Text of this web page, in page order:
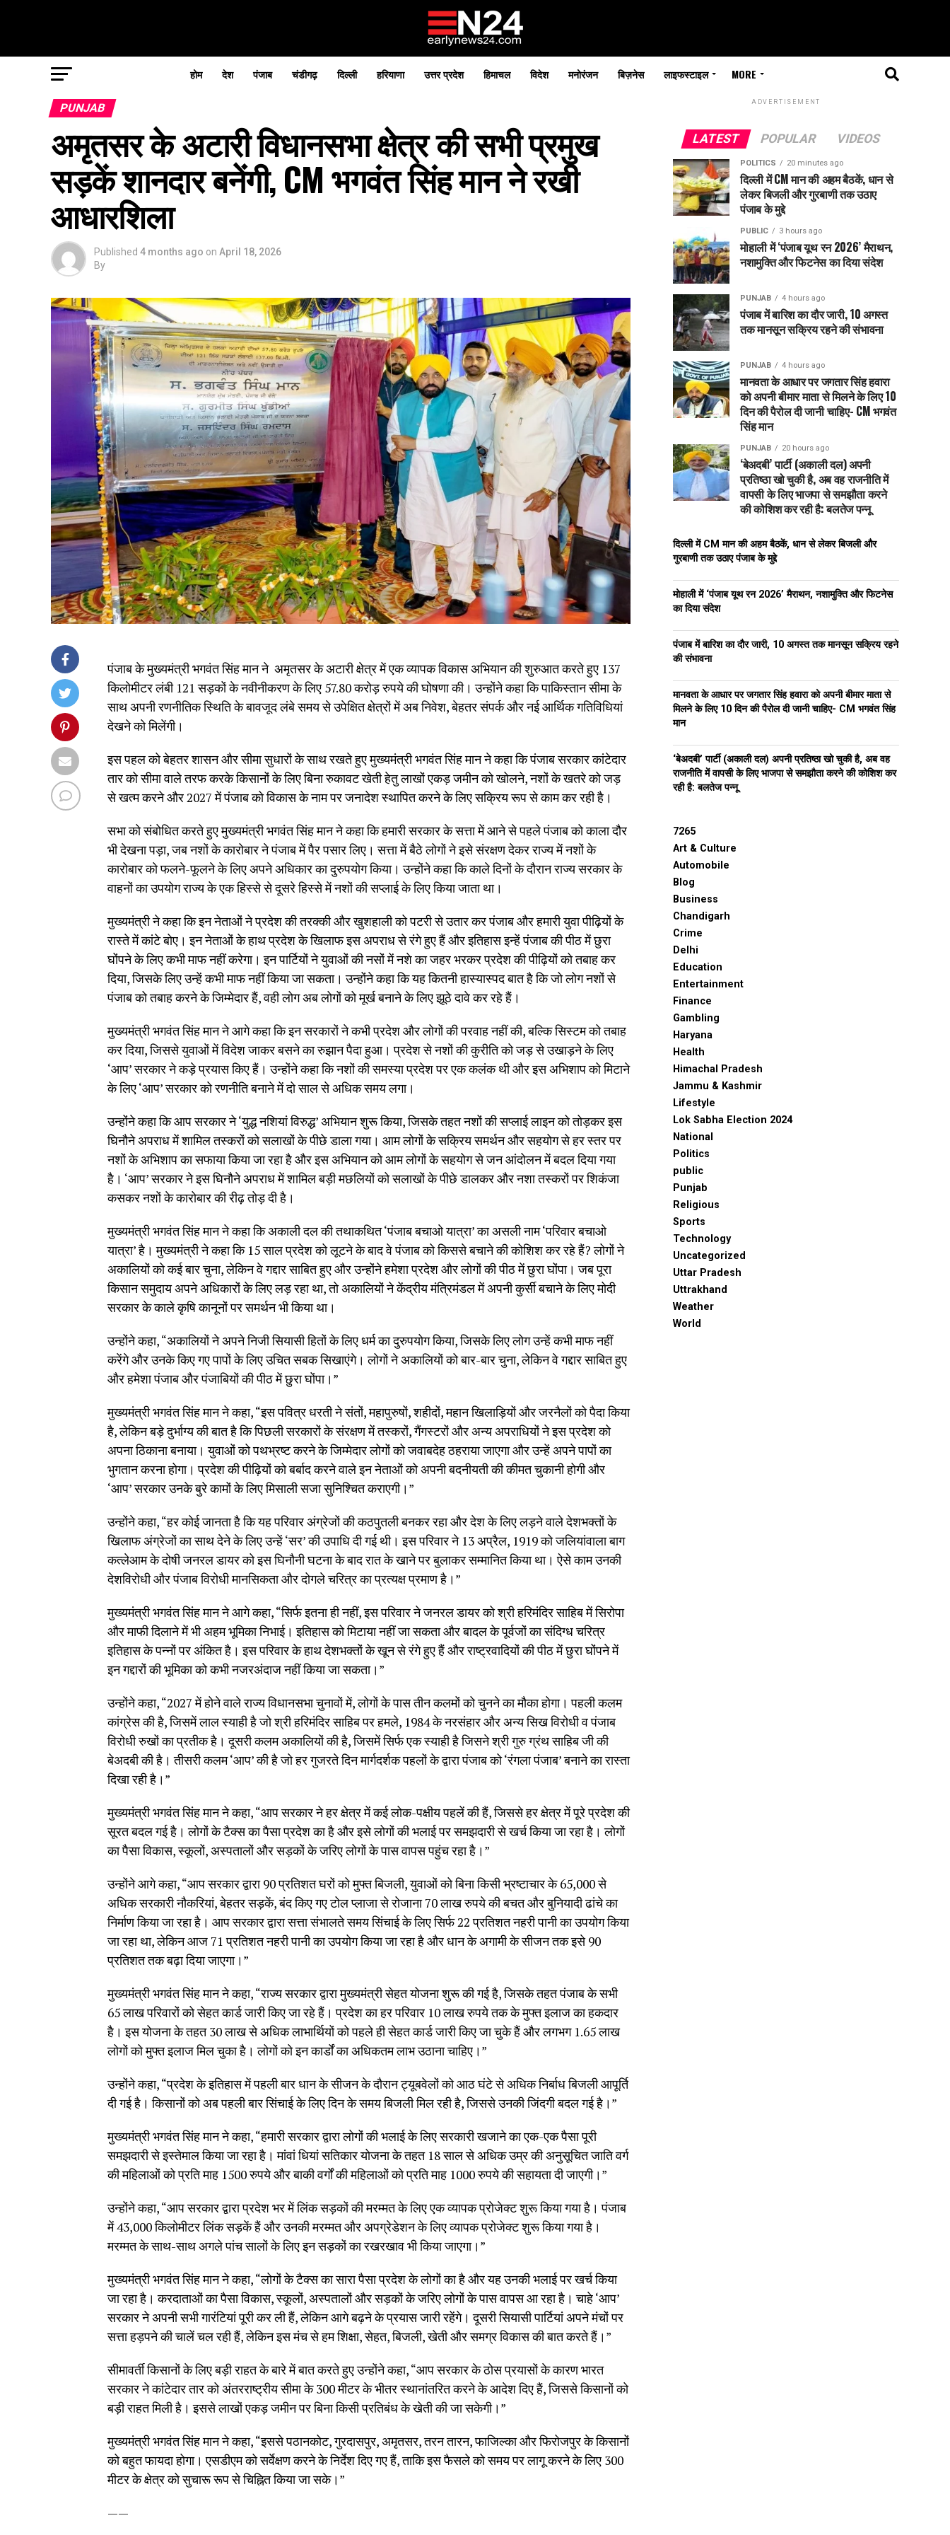
होम देश पंजाब चंडीगढ़ दिल्ली हरियाणा उत्तर प्रदेश हिमाचल विदेश मनोरंजन बिज़नेस लाइफस्टाइल MORE
PUNJAB
अमृतसर के अटारी विधानसभा क्षेत्र की सभी प्रमुख
सड़कें शानदार बनेंगी, CM भगवंत सिंह मान ने रखी
आधारशिला
Published 4 months ago on April 18, 2026
By
पंजाब के मुख्यमंत्री भगवंत सिंह मान ने अमृतसर के अटारी क्षेत्र में एक व्यापक विकास अभियान की शुरुआत करते हुए 137
किलोमीटर लंबी 121 सड़कों के नवीनीकरण के लिए 57.80 करोड़ रुपये की घोषणा की। उन्होंने कहा कि पाकिस्तान सीमा के
साथ अपनी रणनीतिक स्थिति के बावजूद लंबे समय से उपेक्षित क्षेत्रों में अब निवेश, बेहतर संपर्क और नई आर्थिक गतिविधियां
देखने को मिलेंगी।
इस पहल को बेहतर शासन और सीमा सुधारों के साथ रखते हुए मुख्यमंत्री भगवंत सिंह मान ने कहा कि पंजाब सरकार कांटेदार
तार को सीमा वाले तरफ करके किसानों के लिए बिना रुकावट खेती हेतु लाखों एकड़ जमीन को खोलने, नशों के खतरे को जड़
से खत्म करने और 2027 में पंजाब को विकास के नाम पर जनादेश स्थापित करने के लिए सक्रिय रूप से काम कर रही है।
सभा को संबोधित करते हुए मुख्यमंत्री भगवंत सिंह मान ने कहा कि हमारी सरकार के सत्ता में आने से पहले पंजाब को काला दौर
भी देखना पड़ा, जब नशों के कारोबार ने पंजाब में पैर पसार लिए। सत्ता में बैठे लोगों ने इसे संरक्षण देकर राज्य में नशों के
कारोबार को फलने-फूलने के लिए अपने अधिकार का दुरुपयोग किया। उन्होंने कहा कि काले दिनों के दौरान राज्य सरकार के
वाहनों का उपयोग राज्य के एक हिस्से से दूसरे हिस्से में नशों की सप्लाई के लिए किया जाता था।
मुख्यमंत्री ने कहा कि इन नेताओं ने प्रदेश की तरक्की और खुशहाली को पटरी से उतार कर पंजाब और हमारी युवा पीढ़ियों के
रास्ते में कांटे बोए। इन नेताओं के हाथ प्रदेश के खिलाफ इस अपराध से रंगे हुए हैं और इतिहास इन्हें पंजाब की पीठ में छुरा
घोंपने के लिए कभी माफ नहीं करेगा। इन पार्टियों ने युवाओं की नसों में नशे का जहर भरकर प्रदेश की पीढ़ियों को तबाह कर
दिया, जिसके लिए उन्हें कभी माफ नहीं किया जा सकता। उन्होंने कहा कि यह कितनी हास्यास्पद बात है कि जो लोग नशों से
पंजाब को तबाह करने के जिम्मेदार हैं, वही लोग अब लोगों को मूर्ख बनाने के लिए झूठे दावे कर रहे हैं।
मुख्यमंत्री भगवंत सिंह मान ने आगे कहा कि इन सरकारों ने कभी प्रदेश और लोगों की परवाह नहीं की, बल्कि सिस्टम को तबाह
कर दिया, जिससे युवाओं में विदेश जाकर बसने का रुझान पैदा हुआ। प्रदेश से नशों की कुरीति को जड़ से उखाड़ने के लिए
‘आप’ सरकार ने कड़े प्रयास किए हैं। उन्होंने कहा कि नशों की समस्या प्रदेश पर एक कलंक थी और इस अभिशाप को मिटाने
के लिए ‘आप’ सरकार को रणनीति बनाने में दो साल से अधिक समय लगा।
उन्होंने कहा कि आप सरकार ने ‘युद्ध नशियां विरुद्ध’ अभियान शुरू किया, जिसके तहत नशों की सप्लाई लाइन को तोड़कर इस
घिनौने अपराध में शामिल तस्करों को सलाखों के पीछे डाला गया। आम लोगों के सक्रिय समर्थन और सहयोग से हर स्तर पर
नशों के अभिशाप का सफाया किया जा रहा है और इस अभियान को आम लोगों के सहयोग से जन आंदोलन में बदल दिया गया
है। ‘आप’ सरकार ने इस घिनौने अपराध में शामिल बड़ी मछलियों को सलाखों के पीछे डालकर और नशा तस्करों पर शिकंजा
कसकर नशों के कारोबार की रीढ़ तोड़ दी है।
मुख्यमंत्री भगवंत सिंह मान ने कहा कि अकाली दल की तथाकथित ‘पंजाब बचाओ यात्रा’ का असली नाम ‘परिवार बचाओ
यात्रा’ है। मुख्यमंत्री ने कहा कि 15 साल प्रदेश को लूटने के बाद वे पंजाब को किससे बचाने की कोशिश कर रहे हैं? लोगों ने
अकालियों को कई बार चुना, लेकिन वे गद्दार साबित हुए और उन्होंने हमेशा प्रदेश और लोगों की पीठ में छुरा घोंपा। जब पूरा
किसान समुदाय अपने अधिकारों के लिए लड़ रहा था, तो अकालियों ने केंद्रीय मंत्रिमंडल में अपनी कुर्सी बचाने के लिए मोदी
सरकार के काले कृषि कानूनों पर समर्थन भी किया था।
उन्होंने कहा, “अकालियों ने अपने निजी सियासी हितों के लिए धर्म का दुरुपयोग किया, जिसके लिए लोग उन्हें कभी माफ नहीं
करेंगे और उनके किए गए पापों के लिए उचित सबक सिखाएंगे। लोगों ने अकालियों को बार-बार चुना, लेकिन वे गद्दार साबित हुए
और हमेशा पंजाब और पंजाबियों की पीठ में छुरा घोंपा।”
मुख्यमंत्री भगवंत सिंह मान ने कहा, “इस पवित्र धरती ने संतों, महापुरुषों, शहीदों, महान खिलाड़ियों और जरनैलों को पैदा किया
है, लेकिन बड़े दुर्भाग्य की बात है कि पिछली सरकारों के संरक्षण में तस्करों, गैंगस्टरों और अन्य अपराधियों ने इस प्रदेश को
अपना ठिकाना बनाया। युवाओं को पथभ्रष्ट करने के जिम्मेदार लोगों को जवाबदेह ठहराया जाएगा और उन्हें अपने पापों का
भुगतान करना होगा। प्रदेश की पीढ़ियों को बर्बाद करने वाले इन नेताओं को अपनी बदनीयती की कीमत चुकानी होगी और
‘आप’ सरकार उनके बुरे कामों के लिए मिसाली सजा सुनिश्चित कराएगी।”
उन्होंने कहा, “हर कोई जानता है कि यह परिवार अंग्रेजों की कठपुतली बनकर रहा और देश के लिए लड़ने वाले देशभक्तों के
खिलाफ अंग्रेजों का साथ देने के लिए उन्हें ‘सर’ की उपाधि दी गई थी। इस परिवार ने 13 अप्रैल, 1919 को जलियांवाला बाग
कत्लेआम के दोषी जनरल डायर को इस घिनौनी घटना के बाद रात के खाने पर बुलाकर सम्मानित किया था। ऐसे काम उनकी
देशविरोधी और पंजाब विरोधी मानसिकता और दोगले चरित्र का प्रत्यक्ष प्रमाण है।”
मुख्यमंत्री भगवंत सिंह मान ने आगे कहा, “सिर्फ इतना ही नहीं, इस परिवार ने जनरल डायर को श्री हरिमंदिर साहिब में सिरोपा
और माफी दिलाने में भी अहम भूमिका निभाई। इतिहास को मिटाया नहीं जा सकता और बादल के पूर्वजों का संदिग्ध चरित्र
इतिहास के पन्नों पर अंकित है। इस परिवार के हाथ देशभक्तों के खून से रंगे हुए हैं और राष्ट्रवादियों की पीठ में छुरा घोंपने में
इन गद्दारों की भूमिका को कभी नजरअंदाज नहीं किया जा सकता।”
उन्होंने कहा, “2027 में होने वाले राज्य विधानसभा चुनावों में, लोगों के पास तीन कलमों को चुनने का मौका होगा। पहली कलम
कांग्रेस की है, जिसमें लाल स्याही है जो श्री हरिमंदिर साहिब पर हमले, 1984 के नरसंहार और अन्य सिख विरोधी व पंजाब
विरोधी रुखों का प्रतीक है। दूसरी कलम अकालियों की है, जिसमें सिर्फ एक स्याही है जिसने श्री गुरु ग्रंथ साहिब जी की
बेअदबी की है। तीसरी कलम ‘आप’ की है जो हर गुजरते दिन मार्गदर्शक पहलों के द्वारा पंजाब को ‘रंगला पंजाब’ बनाने का रास्ता
दिखा रही है।”
मुख्यमंत्री भगवंत सिंह मान ने कहा, “आप सरकार ने हर क्षेत्र में कई लोक-पक्षीय पहलें की हैं, जिससे हर क्षेत्र में पूरे प्रदेश की
सूरत बदल गई है। लोगों के टैक्स का पैसा प्रदेश का है और इसे लोगों की भलाई पर समझदारी से खर्च किया जा रहा है। लोगों
का पैसा विकास, स्कूलों, अस्पतालों और सड़कों के जरिए लोगों के पास वापस पहुंच रहा है।”
उन्होंने आगे कहा, “आप सरकार द्वारा 90 प्रतिशत घरों को मुफ्त बिजली, युवाओं को बिना किसी भ्रष्टाचार के 65,000 से
अधिक सरकारी नौकरियां, बेहतर सड़कें, बंद किए गए टोल प्लाजा से रोजाना 70 लाख रुपये की बचत और बुनियादी ढांचे का
निर्माण किया जा रहा है। आप सरकार द्वारा सत्ता संभालते समय सिंचाई के लिए सिर्फ 22 प्रतिशत नहरी पानी का उपयोग किया
जा रहा था, लेकिन आज 71 प्रतिशत नहरी पानी का उपयोग किया जा रहा है और धान के अगामी के सीजन तक इसे 90
प्रतिशत तक बढ़ा दिया जाएगा।”
मुख्यमंत्री भगवंत सिंह मान ने कहा, “राज्य सरकार द्वारा मुख्यमंत्री सेहत योजना शुरू की गई है, जिसके तहत पंजाब के सभी
65 लाख परिवारों को सेहत कार्ड जारी किए जा रहे हैं। प्रदेश का हर परिवार 10 लाख रुपये तक के मुफ्त इलाज का हकदार
है। इस योजना के तहत 30 लाख से अधिक लाभार्थियों को पहले ही सेहत कार्ड जारी किए जा चुके हैं और लगभग 1.65 लाख
लोगों को मुफ्त इलाज मिल चुका है। लोगों को इन कार्डों का अधिकतम लाभ उठाना चाहिए।”
उन्होंने कहा, “प्रदेश के इतिहास में पहली बार धान के सीजन के दौरान ट्यूबवेलों को आठ घंटे से अधिक निर्बाध बिजली आपूर्ति
दी गई है। किसानों को अब पहली बार सिंचाई के लिए दिन के समय बिजली मिल रही है, जिससे उनकी जिंदगी बदल गई है।”
मुख्यमंत्री भगवंत सिंह मान ने कहा, “हमारी सरकार द्वारा लोगों की भलाई के लिए सरकारी खजाने का एक-एक पैसा पूरी
समझदारी से इस्तेमाल किया जा रहा है। मांवां धियां सतिकार योजना के तहत 18 साल से अधिक उम्र की अनुसूचित जाति वर्ग
की महिलाओं को प्रति माह 1500 रुपये और बाकी वर्गों की महिलाओं को प्रति माह 1000 रुपये की सहायता दी जाएगी।”
उन्होंने कहा, “आप सरकार द्वारा प्रदेश भर में लिंक सड़कों की मरम्मत के लिए एक व्यापक प्रोजेक्ट शुरू किया गया है। पंजाब
में 43,000 किलोमीटर लिंक सड़कें हैं और उनकी मरम्मत और अपग्रेडेशन के लिए व्यापक प्रोजेक्ट शुरू किया गया है।
मरम्मत के साथ-साथ अगले पांच सालों के लिए इन सड़कों का रखरखाव भी किया जाएगा।”
मुख्यमंत्री भगवंत सिंह मान ने कहा, “लोगों के टैक्स का सारा पैसा प्रदेश के लोगों का है और यह उनकी भलाई पर खर्च किया
जा रहा है। करदाताओं का पैसा विकास, स्कूलों, अस्पतालों और सड़कों के जरिए लोगों के पास वापस आ रहा है। चाहे ‘आप’
सरकार ने अपनी सभी गारंटियां पूरी कर ली हैं, लेकिन आगे बढ़ने के प्रयास जारी रहेंगे। दूसरी सियासी पार्टियां अपने मंचों पर
सत्ता हड़पने की चालें चल रही हैं, लेकिन इस मंच से हम शिक्षा, सेहत, बिजली, खेती और समग्र विकास की बात करते हैं।”
सीमावर्ती किसानों के लिए बड़ी राहत के बारे में बात करते हुए उन्होंने कहा, “आप सरकार के ठोस प्रयासों के कारण भारत
सरकार ने कांटेदार तार को अंतरराष्ट्रीय सीमा के 300 मीटर के भीतर स्थानांतरित करने के आदेश दिए हैं, जिससे किसानों को
बड़ी राहत मिली है। इससे लाखों एकड़ जमीन पर बिना किसी प्रतिबंध के खेती की जा सकेगी।”
मुख्यमंत्री भगवंत सिंह मान ने कहा, “इससे पठानकोट, गुरदासपुर, अमृतसर, तरन तारन, फाजिल्का और फिरोजपुर के किसानों
को बहुत फायदा होगा। एसडीएम को सर्वेक्षण करने के निर्देश दिए गए हैं, ताकि इस फैसले को समय पर लागू करने के लिए 300
मीटर के क्षेत्र को सुचारू रूप से चिह्नित किया जा सके।”
——
ADVERTISEMENT
LATEST POPULAR VIDEOS
POLITICS 20 minutes ago
दिल्ली में CM मान की अहम बैठकें, धान से
लेकर बिजली और गुरबाणी तक उठाए
पंजाब के मुद्दे
PUBLIC 3 hours ago
मोहाली में ‘पंजाब यूथ रन 2026’ मैराथन,
नशामुक्ति और फिटनेस का दिया संदेश
PUNJAB 4 hours ago
पंजाब में बारिश का दौर जारी, 10 अगस्त
तक मानसून सक्रिय रहने की संभावना
PUNJAB 4 hours ago
मानवता के आधार पर जगतार सिंह हवारा
को अपनी बीमार माता से मिलने के लिए 10
दिन की पैरोल दी जानी चाहिए- CM भगवंत
सिंह मान
PUNJAB 20 hours ago
‘बेअदबी’ पार्टी (अकाली दल) अपनी
प्रतिष्ठा खो चुकी है, अब वह राजनीति में
वापसी के लिए भाजपा से समझौता करने
की कोशिश कर रही है: बलतेज पन्नू
दिल्ली में CM मान की अहम बैठकें, धान से लेकर बिजली और
गुरबाणी तक उठाए पंजाब के मुद्दे
मोहाली में ‘पंजाब यूथ रन 2026’ मैराथन, नशामुक्ति और फिटनेस
का दिया संदेश
पंजाब में बारिश का दौर जारी, 10 अगस्त तक मानसून सक्रिय रहने
की संभावना
मानवता के आधार पर जगतार सिंह हवारा को अपनी बीमार माता से
मिलने के लिए 10 दिन की पैरोल दी जानी चाहिए- CM भगवंत सिंह
मान
‘बेअदबी’ पार्टी (अकाली दल) अपनी प्रतिष्ठा खो चुकी है, अब वह
राजनीति में वापसी के लिए भाजपा से समझौता करने की कोशिश कर
रही है: बलतेज पन्नू
7265
Art & Culture
Automobile
Blog
Business
Chandigarh
Crime
Delhi
Education
Entertainment
Finance
Gambling
Haryana
Health
Himachal Pradesh
Jammu & Kashmir
Lifestyle
Lok Sabha Election 2024
National
Politics
public
Punjab
Religious
Sports
Technology
Uncategorized
Uttar Pradesh
Uttrakhand
Weather
World